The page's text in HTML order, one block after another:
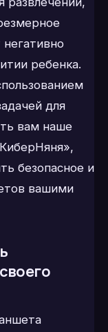
ребенка.
для
вам наше
безопасное и
вашими